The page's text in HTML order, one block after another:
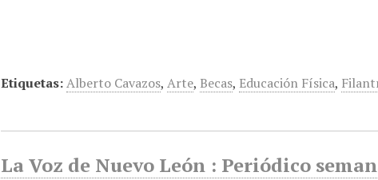
Etiquetas:Alberto Cavazos,Arte, Becas, Educación Física,
La Voz de Nuevo León : Periódico